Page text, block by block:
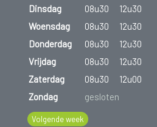
Dinsdag
08u30 12u30
Woensdag
08u30 12u30
Donderdag
08u30 12u30
Vrijdag
08u30 12u30
Zaterdag
08u30
12u00
Zondag
gesloten
Volgende week